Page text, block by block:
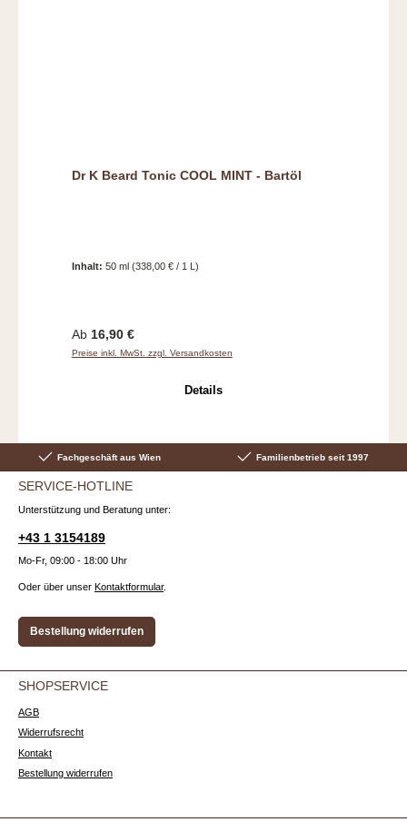
Dr K Beard Tonic COOL MINT - Bartöl
Inhalt: 50 ml (338,00 € / 1 L)
Regulärer Preis:
Ab 16,90 €
Preise inkl. MwSt. zzgl. Versandkosten
Details
Fachgeschäft aus Wien Familienbetrieb seit 1997
SERVICE-HOTLINE
Unterstützung und Beratung unter:
+43 1 3154189
Mo-Fr, 09:00 - 18:00 Uhr
Oder über unser Kontaktformular.
Bestellung widerrufen
SHOPSERVICE
AGB
Widerrufsrecht
Kontakt
Bestellung widerrufen